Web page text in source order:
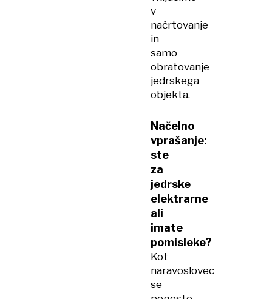
v
načrtovanje
in
samo
obratovanje
jedrskega
objekta.
Načelno
vprašanje:
ste
za
jedrske
elektrarne
ali
imate
pomisleke?
Kot
naravoslovec
se